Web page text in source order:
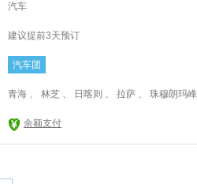
汽车
建议提前3天预订
汽车团
青海 、 林芝 、 日喀则 、 拉萨 、 珠穆朗玛峰
余额支付